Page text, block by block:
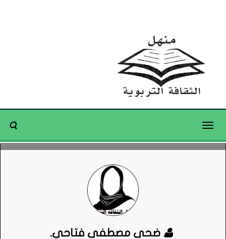
Toggle
ضحى مصطفى فتاحي.